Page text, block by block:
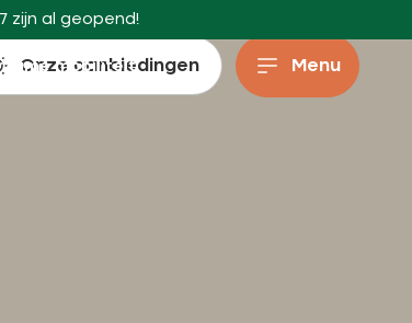
zijn al geopend!
mobiliteit
Onze aanbiedingen Menu